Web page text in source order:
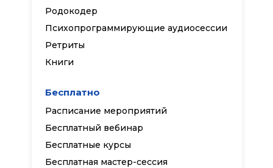
Расписание мероприятий
Бесплатные курсы
Бесплатный вебинар
Бесплатно
Бесплатная мастер-сессия
Родокодер
Психопрограммирующие аудиосессии
Книги
Ретриты